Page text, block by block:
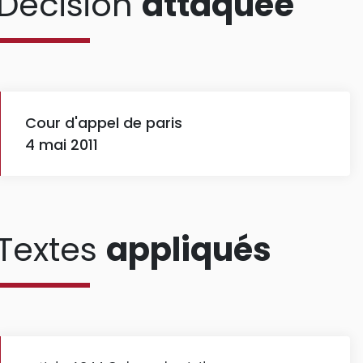
Cour d'appel de paris
4 mai 2011
appliqués